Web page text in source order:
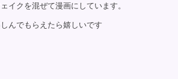
イクを混ぜて漫画にしています。
んでもらえたら嬉しいです